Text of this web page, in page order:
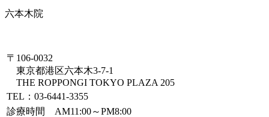
六本木院
〒106-0032
東京都港区六本木3-7-1
THE ROPPONGI TOKYO PLAZA 205
TEL：03-6441-3355
診療時間 AM11:00～PM8:00